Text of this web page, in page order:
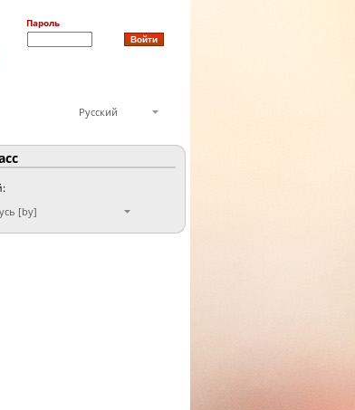
Пароль
Русский
[by]